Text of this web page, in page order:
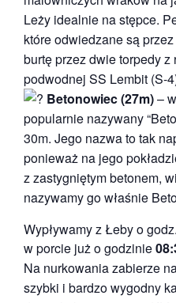
Leży idealnie na stępce.
które odwiedzane są
burtę przez dwie torpedy z
podwodnej SS Lembit (S-
Betonowiec (27m)–
popularnie nazywany
30m. Jego nazwa to tak
ponieważ na jego
z zastygniętym betonem,
nazywamy go właśnie
Wypływamy z Łeby o godz.
w porcie już o godzinie
Na nurkowania zabierze
szybki i bardzo wygodny